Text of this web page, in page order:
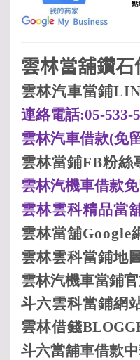
雲林當舖鑽
雲林汽車當鋪
連絡電話:05-533-
雲林汽車借款(免
雲林當鋪FB粉絲
雲林汽機車借款
雲林雲科精品當
雲林當舖Google
雲林雲科當鋪地
雲林汽機車當鋪
斗六雲科當鋪網
雲林借錢
斗六當舖車借款